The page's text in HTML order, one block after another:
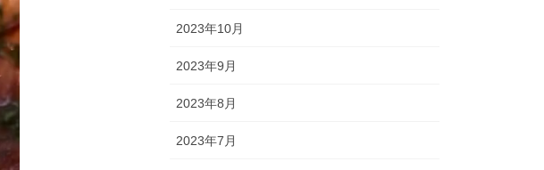
2023年10月
2023年9月
2023年8月
2023年7月